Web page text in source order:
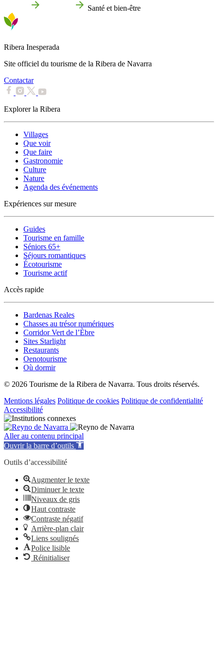
Santé et bien-être
Ribera Inesperada
Site officiel du tourisme de la Ribera de Navarra
Contactar
Explorer la Ribera
Villages
Que voir
Que faire
Gastronomie
Culture
Nature
Agenda des événements
Expériences sur mesure
Guides
Tourisme en famille
Séniors 65+
Séjours romantiques
Écotourisme
Tourisme actif
Accès rapide
Bardenas Reales
Chasses au trésor numériques
Corridor Vert de l’Èbre
Sites Starlight
Restaurants
Oenotourisme
Où dormir
© 2026 Tourisme de la Ribera de Navarra. Tous droits réservés.
Mentions légales Politique de cookies Politique de confidentialité
Accessibilité
Aller au contenu principal
Ouvrir la barre d’outils
Outils d’accessibilité
Augmenter le texte
Diminuer le texte
Niveaux de gris
Haut contraste
Contraste négatif
Arrière-plan clair
Liens soulignés
Police lisible
Réinitialiser